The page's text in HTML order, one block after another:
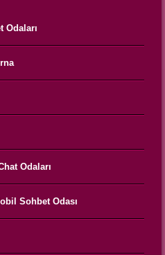
Odaları
Odaları
Sohbet Odası